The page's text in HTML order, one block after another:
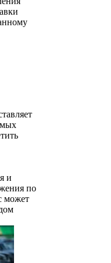
и
по
может